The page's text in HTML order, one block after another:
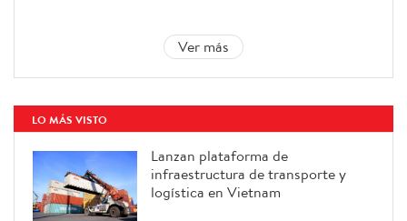
Ver más
LO MÁS VISTO
Lanzan plataforma de
infraestructura de transporte y
logística en Vietnam